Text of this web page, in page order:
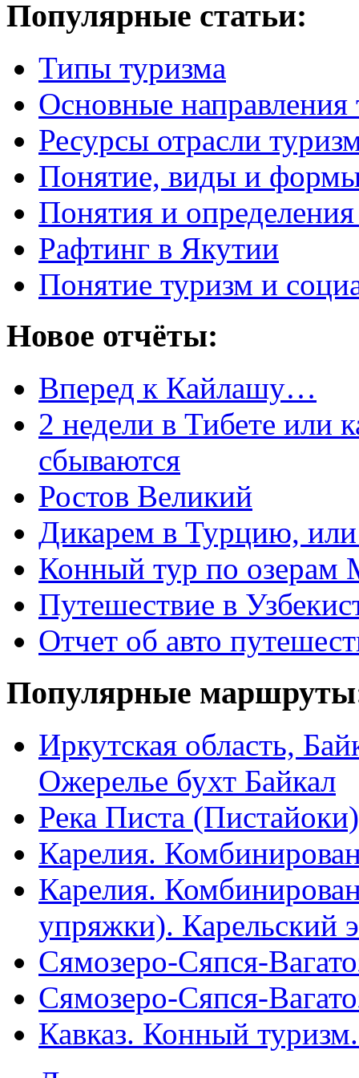
Популярные статьи:
Типы туризма
Основные направления
Ресурсы отрасли
Понятие, виды и
Понятия и
Рафтинг в Якутии
Понятие туризм и
Новое отчёты:
Вперед к Кайлашу…
2 недели в Тибете или
сбываются
Ростов Великий
Дикарем в Турцию,
Конный тур по озерам
Путешествие в
Отчет об авто
Популярные
Иркутская область,
Ожерелье бухт Байкал
Река Писта (Пистайоки)
Карелия.
Карелия.
упряжки). Карельский
Сямозеро-Сяпся-
Сямозеро-Сяпся-
Кавказ. Конный